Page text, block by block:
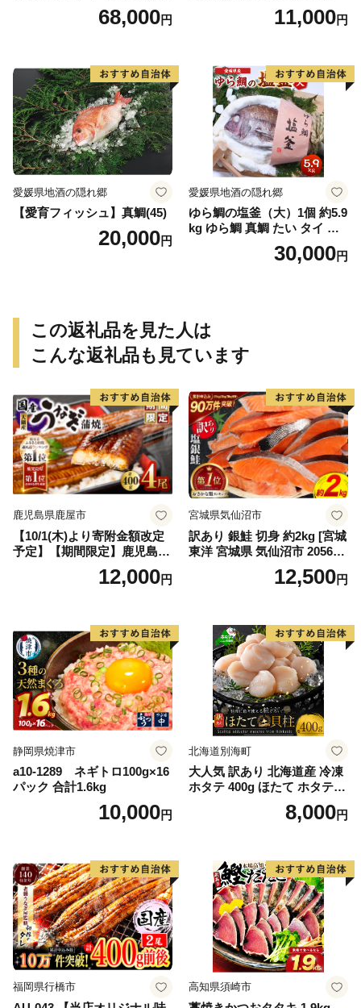
68,000円 11,000円
愛媛県地酒の隠れ郷
【愛育フィッシュ】真鯛(45)
20,000円
愛媛県地酒の隠れ郷
ゆら鯛の塩釜（大）1個 約5.9
kg ゆら鯛 真鯛 たい タイ 鯛
塩釜焼き 塩釜 魚 魚介類 海鮮
祝い事 お祝い ハレの日 食品
30,000円
この返礼品を見た人は
こんな返礼品も見ています
鹿児島県鹿屋市
【10/1(木)より寄附金額改定
予定】【期間限定】鹿児島県
大隅産うなぎ蒲焼4尾（400
g） KN007-02312,000円
宮城県気仙沼市
訳あり 銀鮭 切身 約2kg [宮城
東洋 宮城県 気仙沼市 205649
91] 鮭 魚介類 海鮮 訳アリ 規
格外 不揃い さけ サケ 鮭切身
切り身 魚 わけあり
12,500円
静岡県焼津市
a10-1289 ネギトロ100g×16
パック 合計1.6kg
10,000円
北海道別海町
大人気 訳あり 北海道産 冷凍
ホタテ 400g ほたて ホタテ
8,000円
福岡県行橋市 高知県須崎市